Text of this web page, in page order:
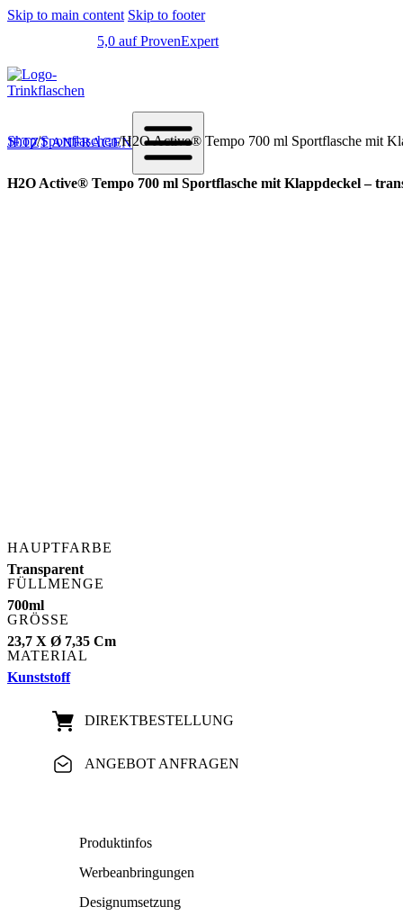
Skip to main content Skip to footer
5,0 auf ProvenExpert
JETZT ANFRAGEN
Shop/Sportflaschen/H2O Active® Tempo 700 ml Sportflasche mit
H2O Active® Tempo 700 ml Sportflasche mit Klappdeckel –
HAUPTFARBE
Transparent
FÜLLMENGE
700ml
GRÖSSE
23,7 X Ø 7,35 Cm
MATERIAL
Kunststoff
DIREKT­BESTELLUNG
ANGEBOT ANFRAGEN
Produktinfos
Werbeanbringungen
Designumsetzung